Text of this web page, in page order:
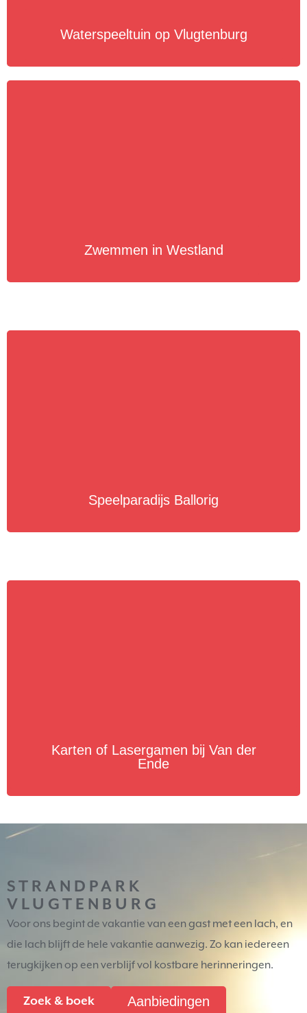
Waterspeeltuin op Vlugtenburg
Zwemmen in Westland
Speelparadijs Ballorig
Karten of Lasergamen bij Van der
Ende
STRANDPARK
VLUGTENBURG
Voor ons begint de vakantie van een gast met een lach, en
die lach blijft de hele vakantie aanwezig. Zo kan iedereen
terugkijken op een verblijf vol kostbare herinneringen.
Zoek & boek Aanbiedingen